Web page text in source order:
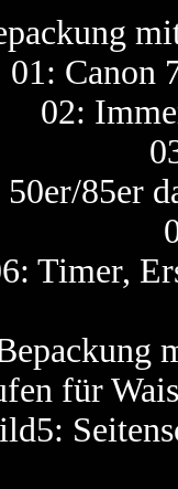
01: Canon
02:
50er/85er
Timer,
für